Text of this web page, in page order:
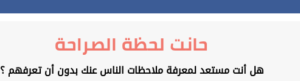
حانت لحظة الصراحة
هل أنت مستعد لمعرفة ملاحظات الناس عنك بدون أن تعرفهم ؟